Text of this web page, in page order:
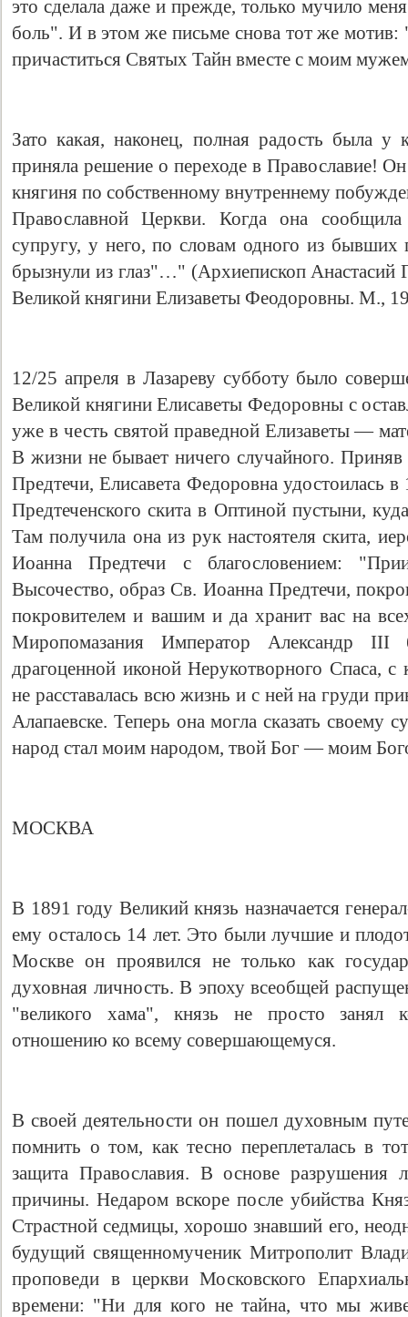
это сделала даже и прежде, только мучило
боль". И в этом же письме снова тот же
причаститься Святых Тайн вместе с моим
Зато какая, наконец, полная радость была у
приняла решение о переходе в Православие!
княгиня по собственному внутреннему
Православной Церкви. Когда она
супругу, у него, по словам одного из бывших
брызнули из глаз"…" (Архиепископ Анастасий
Великой княгини Елизаветы Феодоровны. М.,
12/25 апреля в Лазареву субботу было
Великой княгини Елисаветы Федоровны с
уже в честь святой праведной Елизаветы —
В жизни не бывает ничего случайного.
Предтечи, Елисавета Федоровна удостоилась
Предтеченского скита в Оптиной пустыни,
Там получила она из рук настоятеля скита,
Иоанна Предтечи с благословением:
Высочество, образ Св. Иоанна Предтечи,
покровителем и вашим и да хранит вас на
Миропомазания Император Александр III
драгоценной иконой Нерукотворного Спаса, с
не расставалась всю жизнь и с ней на груди
Алапаевске. Теперь она могла сказать своему
народ стал моим народом, твой Бог — моим
МОСКВА
В 1891 году Великий князь назначается
ему осталось 14 лет. Это были лучшие и
Москве он проявился не только как
духовная личность. В эпоху всеобщей
"великого хама", князь не просто занял
отношению ко всему совершающемуся.
В своей деятельности он пошел духовным
помнить о том, как тесно переплеталась в
защита Православия. В основе разрушения
причины. Недаром вскоре после убийства
Страстной седмицы, хорошо знавший его,
будущий священномученик Митрополит
проповеди в церкви Московского
времени: "Ни для кого не тайна, что мы